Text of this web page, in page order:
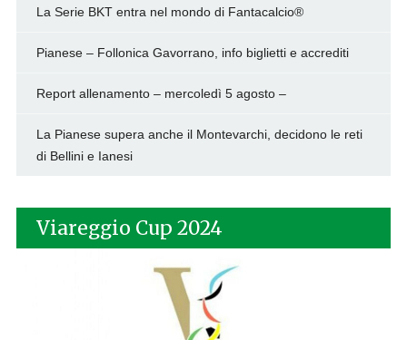
La Serie BKT entra nel mondo di Fantacalcio®
Pianese – Follonica Gavorrano, info biglietti e accrediti
Report allenamento – mercoledì 5 agosto –
La Pianese supera anche il Montevarchi, decidono le reti
di Bellini e Ianesi
Viareggio Cup 2024